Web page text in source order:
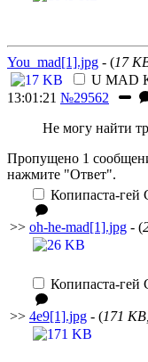
You_mad[1].jpg - (17
U MAD
13:01:21 №29562
Не могу найти
Пропущено 1
нажмите "Ответ".
>>
Копипаста-гей
oh-he-mad[1].jpg - (
>>
Копипаста-гей
4e9[1].jpg - (171